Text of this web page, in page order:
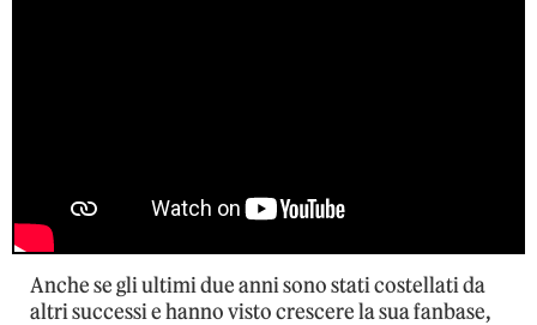
Anche se gli ultimi due anni sono stati costellati da
altri successi e hanno visto crescere la sua fanbase,